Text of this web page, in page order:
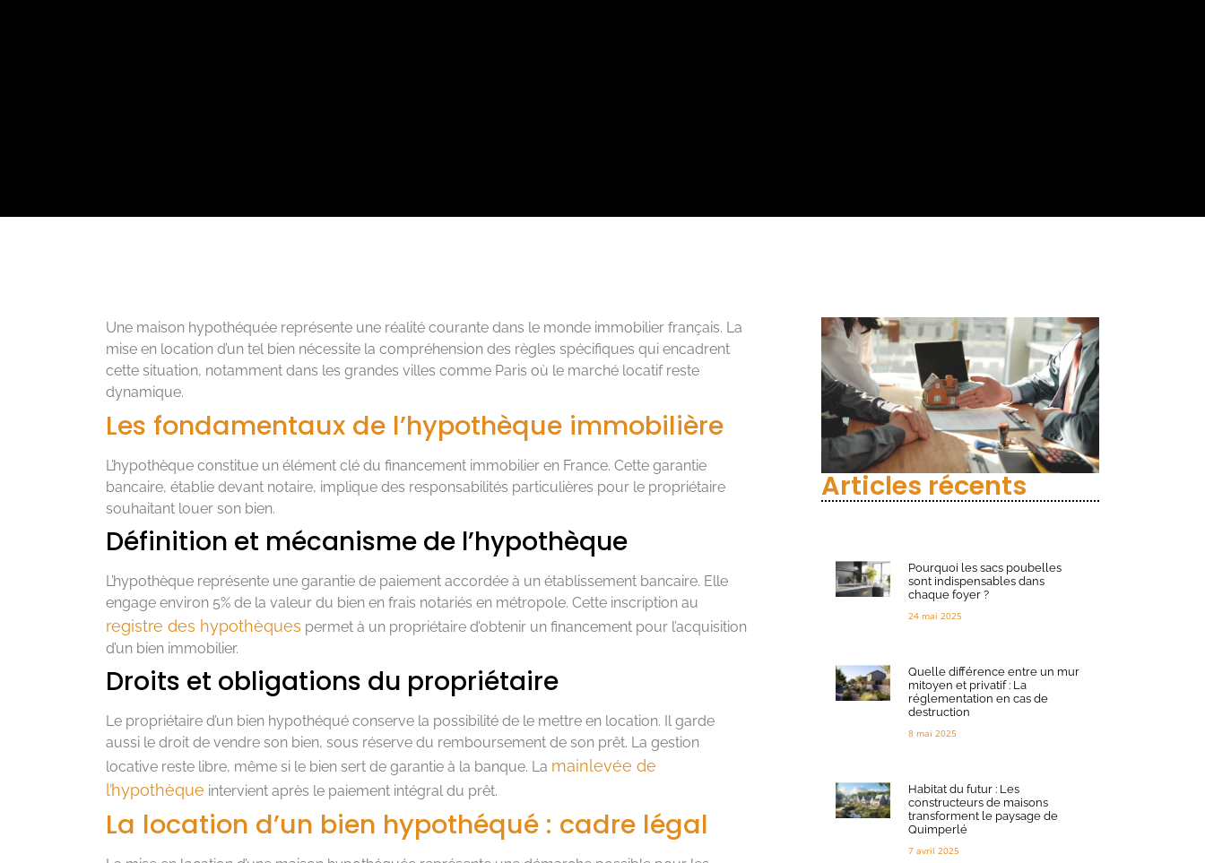
Une maison hypothéquée représente une réalité courante dans le monde immobilier français. La
mise en location d’un tel bien nécessite la compréhension des règles spécifiques qui encadrent
cette situation, notamment dans les grandes villes comme Paris où le marché locatif reste
dynamique.
Les fondamentaux de l’hypothèque immobilière
L’hypothèque constitue un élément clé du financement immobilier en France. Cette garantie
bancaire, établie devant notaire, implique des responsabilités particulières pour le propriétaire
souhaitant louer son bien.
Définition et mécanisme de l’hypothèque
L’hypothèque représente une garantie de paiement accordée à un établissement bancaire. Elle
engage environ 5% de la valeur du bien en frais notariés en métropole. Cette inscription au
registre des hypothèques permet à un propriétaire d’obtenir un financement pour l’acquisition
d’un bien immobilier.
Droits et obligations du propriétaire
Le propriétaire d’un bien hypothéqué conserve la possibilité de le mettre en location. Il garde
aussi le droit de vendre son bien, sous réserve du remboursement de son prêt. La gestion
locative reste libre, même si le bien sert de garantie à la banque. La mainlevée de
l’hypothèque intervient après le paiement intégral du prêt.
La location d’un bien hypothéqué : cadre légal
Articles récents
Pourquoi les sacs poubelles
sont indispensables dans
chaque foyer ?
24 mai 2025
Quelle différence entre un mur
mitoyen et privatif : La
réglementation en cas de
destruction
8 mai 2025
Habitat du futur : Les
constructeurs de maisons
transforment le paysage de
Quimperlé
7 avril 2025